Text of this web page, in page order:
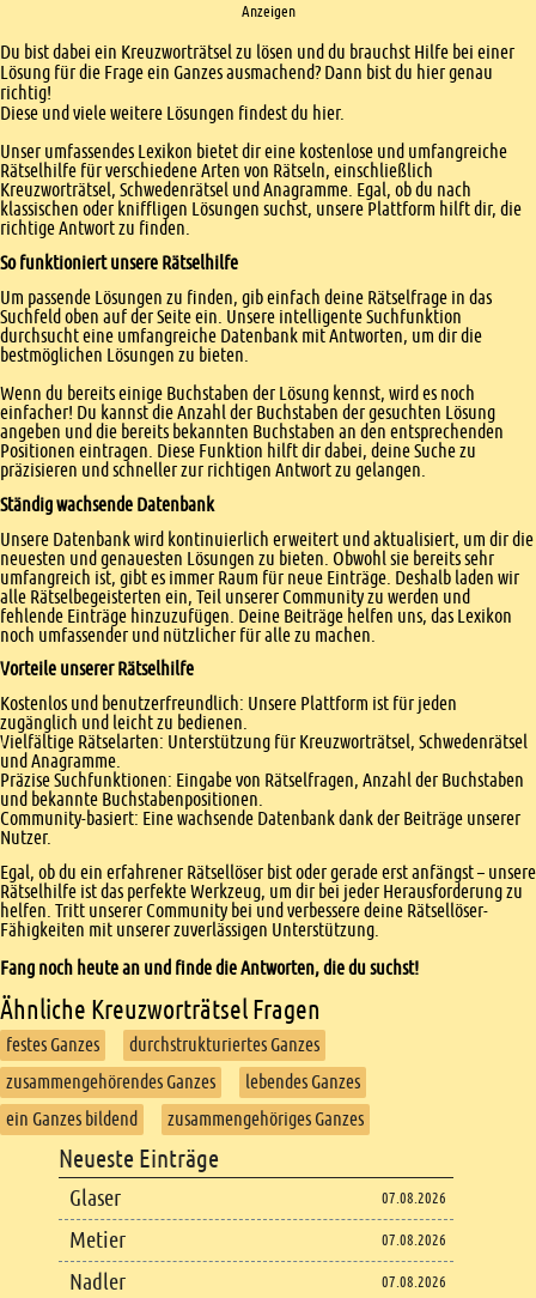
Anzeigen
Einleitung
Du bist dabei ein Kreuzworträtsel zu lösen und du brauchst Hilfe bei einer
Lösung für die Frage ein Ganzes ausmachend? Dann bist du hier genau
richtig!
Diese und viele weitere Lösungen findest du hier.
Unser umfassendes Lexikon bietet dir eine kostenlose und umfangreiche
Rätselhilfe für verschiedene Arten von Rätseln, einschließlich
Kreuzworträtsel, Schwedenrätsel und Anagramme. Egal, ob du nach
klassischen oder kniffligen Lösungen suchst, unsere Plattform hilft dir, die
richtige Antwort zu finden.
So funktioniert unsere Rätselhilfe
Um passende Lösungen zu finden, gib einfach deine Rätselfrage in das
Suchfeld oben auf der Seite ein. Unsere intelligente Suchfunktion
durchsucht eine umfangreiche Datenbank mit Antworten, um dir die
bestmöglichen Lösungen zu bieten.
Wenn du bereits einige Buchstaben der Lösung kennst, wird es noch
einfacher! Du kannst die Anzahl der Buchstaben der gesuchten Lösung
angeben und die bereits bekannten Buchstaben an den entsprechenden
Positionen eintragen. Diese Funktion hilft dir dabei, deine Suche zu
präzisieren und schneller zur richtigen Antwort zu gelangen.
Ständig wachsende Datenbank
Unsere Datenbank wird kontinuierlich erweitert und aktualisiert, um dir die
neuesten und genauesten Lösungen zu bieten. Obwohl sie bereits sehr
umfangreich ist, gibt es immer Raum für neue Einträge. Deshalb laden wir
alle Rätselbegeisterten ein, Teil unserer Community zu werden und
fehlende Einträge hinzuzufügen. Deine Beiträge helfen uns, das Lexikon
noch umfassender und nützlicher für alle zu machen.
Vorteile unserer Rätselhilfe
Kostenlos und benutzerfreundlich: Unsere Plattform ist für jeden
zugänglich und leicht zu bedienen.
Vielfältige Rätselarten: Unterstützung für Kreuzworträtsel, Schwedenrätsel
und Anagramme.
Präzise Suchfunktionen: Eingabe von Rätselfragen, Anzahl der Buchstaben
und bekannte Buchstabenpositionen.
Community-basiert: Eine wachsende Datenbank dank der Beiträge unserer
Nutzer.
Egal, ob du ein erfahrener Rätsellöser bist oder gerade erst anfängst – unsere
Rätselhilfe ist das perfekte Werkzeug, um dir bei jeder Herausforderung zu
helfen. Tritt unserer Community bei und verbessere deine Rätsellöser-
Fähigkeiten mit unserer zuverlässigen Unterstützung.
Fang noch heute an und finde die Antworten, die du suchst!
Ähnliche Kreuzworträtsel Fragen
festes Ganzes
durchstrukturiertes Ganzes
zusammengehörendes Ganzes
lebendes Ganzes
ein Ganzes bildend
zusammengehöriges Ganzes
Footer content
Neueste Einträge
Glaser 07.08.2026
Metier 07.08.2026
Nadler 07.08.2026